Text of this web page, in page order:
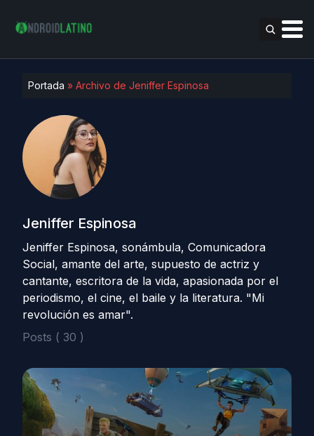
Portada » Archivo de Jeniffer Espinosa
Jeniffer Espinosa
Jeniffer Espinosa, sonámbula, Comunicadora
Social, amante del arte, supuesto de actriz y
cantante, escritora de la vida, apasionada por el
periodismo, el cine, el baile y la literatura. "Mi
revolución es amar".
Posts ( 30 )